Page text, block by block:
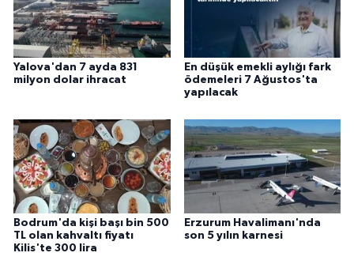
Yalova'dan 7 ayda 831
milyon dolar ihracat
En düşük emekli aylığı fark
ödemeleri 7 Ağustos'ta
yapılacak
Bodrum'da kişi başı bin 500
TL olan kahvaltı fiyatı
Kilis'te 300 lira
Erzurum Havalimanı'nda
son 5 yılın karnesi